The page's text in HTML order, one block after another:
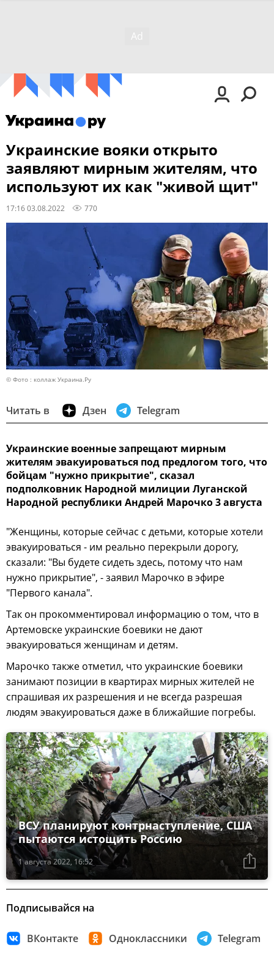
Украинские вояки открыто
заявляют мирным жителям, что
используют их как "живой щит"
17:16 03.08.2022 770
© Фото : коллаж Украина.Ру
Читать в Дзен Telegram
Украинские военные запрещают мирным
жителям эвакуироваться под предлогом того, что
бойцам "нужно прикрытие", сказал
подполковник Народной милиции Луганской
Народной республики Андрей Марочко 3 августа
"Женщины, которые сейчас с детьми, которые хотели
эвакуироваться - им реально перекрыли дорогу,
сказали: "Вы будете сидеть здесь, потому что нам
нужно прикрытие", - заявил Марочко в эфире
"Первого канала".
Так он прокомментировал информацию о том, что в
Артемовске украинские боевики не дают
эвакуироваться женщинам и детям.
Марочко также отметил, что украинские боевики
занимают позиции в квартирах мирных жителей не
спрашивая их разрешения и не всегда разрешая
людям эвакуироваться даже в ближайшие погребы.
1 августа 2022, 16:52
ВСУ планируют контрнаступление, США
пытаются истощить Россию
Подписывайся на
ВКонтакте Одноклассники Telegram